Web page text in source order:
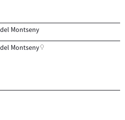
Montseny
Montseny